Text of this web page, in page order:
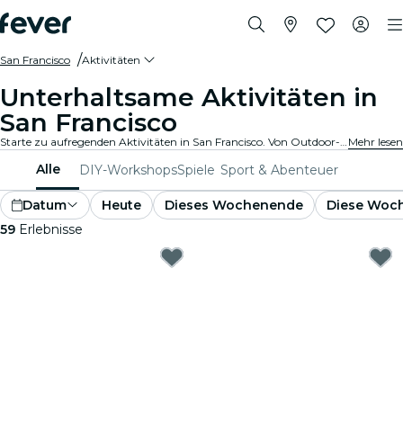
San Francisco Aktivitäten
Unterhaltsame Aktivitäten in
San Francisco
Starte zu aufregenden Aktivitäten in San Francisco. Von Outdoor-Abenteuern bis hin zu kulturellen Erlebnissen - entdecke die besten Möglichkeiten, deine Zeit bestmöglich zu verbringen. Mehr lesen
Alle DIY-WorkshopsSpiele Sport & Abenteuer
Datum Heute Dieses Wochenende
Diese
59 Erlebnisse